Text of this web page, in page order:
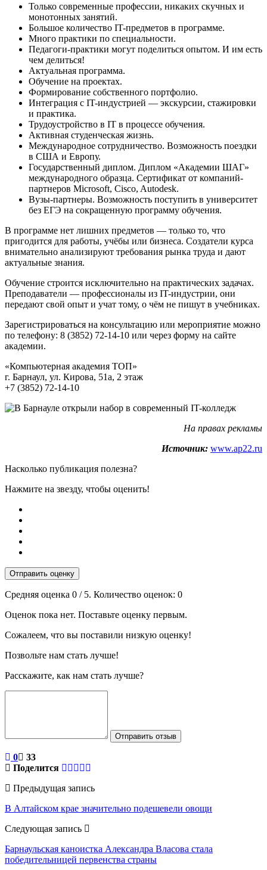
Только современные профессии, никаких скучных и
монотонных занятий.
Большое количество IT-предметов в программе.
Много практики по специальности.
Педагоги-практики могут поделиться опытом. И им есть
чем делиться!
Актуальная программа.
Обучение на проектах.
Формирование собственного портфолио.
Интеграция с IT-индустрией — экскурсии, стажировки
и практика.
Трудоустройство в IT в процессе обучения.
Активная студенческая жизнь.
Международное сотрудничество. Возможность поездки
в США и Европу.
Государственный диплом. Диплом «Академии ШАГ»
международного образца. Сертификат от компаний-
партнеров Microsoft, Cisco, Autodesk.
Вузы-партнеры. Возможность поступить в университет
без ЕГЭ на сокращенную программу обучения.
В программе нет лишних предметов — только то, что
пригодится для работы, учёбы или бизнеса. Создатели курса
внимательно анализируют требования рынка труда и дают
актуальные знания.
Обучение строится исключительно на практических задачах.
Преподаватели — профессионалы из IT-индустрии, они
передают свой опыт и учат тому, о чём не пишут в учебниках.
Зарегистрироваться на консультацию или мероприятие можно
по телефону: 8 (3852) 72-14-10 или через форму на сайте
академии.
«Компьютерная академия ТОП»
г. Барнаул, ул. Кирова, 51а, 2 этаж
+7 (3852) 72-14-10
На правах рекламы
Источник: www.ap22.ru
Насколько публикация полезна?
Нажмите на звезду, чтобы оценить!
Отправить оценку
Средняя оценка 0 / 5. Количество оценок: 0
Оценок пока нет. Поставьте оценку первым.
Сожалеем, что вы поставили низкую оценку!
Позвольте нам стать лучше!
Расскажите, как нам стать лучше?
Отправить отзыв
0
33
Поделится
Предыдущая запись
В Алтайском крае значительно подешевели овощи
Следующая запись
Барнаульская каноистка Александра Власова стала
победительницей первенства страны